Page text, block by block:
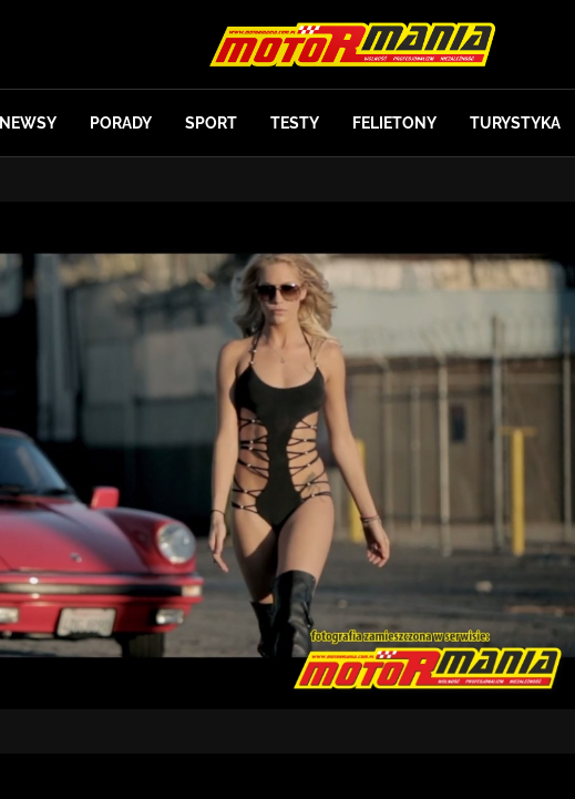
NEWSY PORADY SPORT TESTY FELIETONY TURYSTYKA